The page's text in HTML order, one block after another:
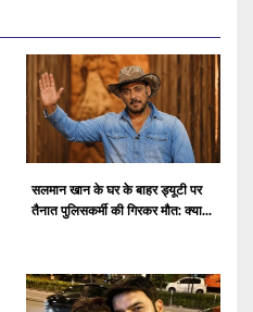
सलमान खान के घर के बाहर ड्यूटी पर
तैनात पुलिसकर्मी की गिरकर मौत: क्या...